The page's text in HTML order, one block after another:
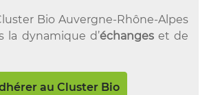
Bio Auvergne-Rhône-Alpes
la dynamique d’échangeset de
au Cluster Bio